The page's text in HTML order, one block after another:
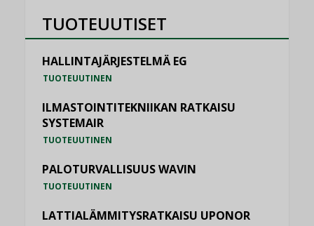
TUOTEUUTISET
HALLINTAJÄRJESTELMÄ EG
TUOTEUUTINEN
ILMASTOINTITEKNIIKAN RATKAISU
SYSTEMAIR
TUOTEUUTINEN
PALOTURVALLISUUS WAVIN
TUOTEUUTINEN
LATTIALÄMMITYSRATKAISU UPONOR